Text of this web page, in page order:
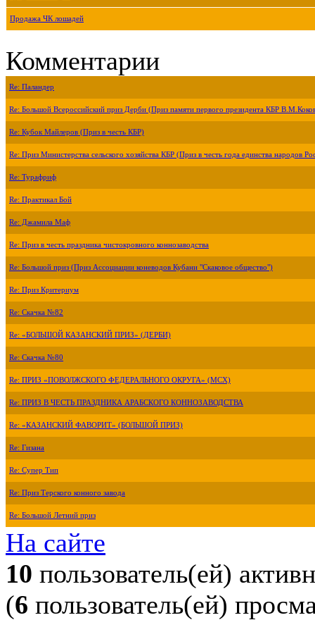
Продажа ЧК лошадей
Комментарии
Re: Паландер
Re: Большой Всероссийский приз Дерби (Приз памяти первого президента КБР
Re: Кубок Майлеров (Приз в честь КБР)
Re: Приз Министерства сельского хозяйства КБР (Приз в честь года единства народов
Re: Турафриф
Re: Практикал Бой
Re: Джамила Маф
Re: Приз в честь праздника чистокровного коннозаводства
Re: Большой приз (Приз Ассоциации коневодов Кубани "Скаковое общество")
Re: Приз Критериум
Re: Скачка №82
Re: «БОЛЬШОЙ КАЗАНСКИЙ ПРИЗ» (ДЕРБИ)
Re: Скачка №80
Re: ПРИЗ «ПОВОЛЖСКОГО ФЕДЕРАЛЬНОГО ОКРУГА» (МСХ)
Re: ПРИЗ В ЧЕСТЬ ПРАЗДНИКА АРАБСКОГО КОННОЗАВОДСТВА
Re: «КАЗАНСКИЙ ФАВОРИТ» (БОЛЬШОЙ ПРИЗ)
Re: Гизана
Re: Супер Тип
Re: Приз Терского конного завода
Re: Большой Летний приз
На сайте
10 пользователь(ей)
(6 пользователь(ей)